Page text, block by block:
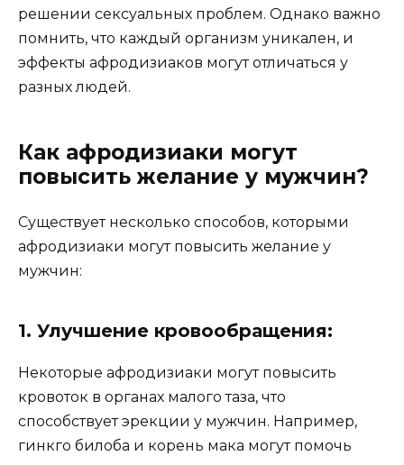
решении сексуальных проблем. Однако важно
помнить, что каждый организм уникален, и
эффекты афродизиаков могут отличаться у
разных людей.
Как афродизиаки могут
повысить желание у мужчин?
Существует несколько способов, которыми
афродизиаки могут повысить желание у
мужчин:
1. Улучшение кровообращения:
Некоторые афродизиаки могут повысить
кровоток в органах малого таза, что
способствует эрекции у мужчин. Например,
гинкго билоба и корень мака могут помочь